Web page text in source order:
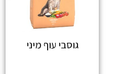
גוסבי עוף מיני